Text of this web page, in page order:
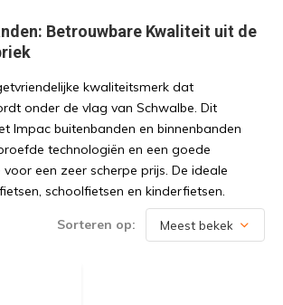
Betrouwbare Kwaliteit uit de
kwaliteitsmerk dat
onder de vlag van Schwalbe. Dit
Impac buitenbanden en binnenbanden
technologiën en een goede
een zeer scherpe prijs. De ideale
schoolfietsen en kinderfietsen.
Sorteren op: